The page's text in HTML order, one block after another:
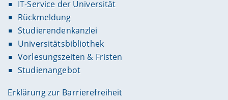
IT-Service der Universität
Rückmeldung
Studierendenkanzlei
Universitätsbibliothek
Vorlesungszeiten & Fristen
Studienangebot
Erklärung zur Barrierefreiheit